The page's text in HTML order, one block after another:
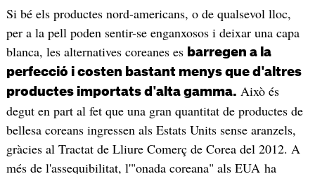
Si bé els productes nord-americans, o de qualsevol lloc,
per a la pell poden sentir-se enganxosos i deixar una capa
blanca, les alternatives coreanes es barregen a la
perfecció i costen bastant menys que d'altres
productes importats d'alta gamma. Això és
degut en part al fet que una gran quantitat de productes de
bellesa coreans ingressen als Estats Units sense aranzels,
gràcies al Tractat de Lliure Comerç de Corea del 2012. A
més de l'assequibilitat, l'"onada coreana" als EUA ha